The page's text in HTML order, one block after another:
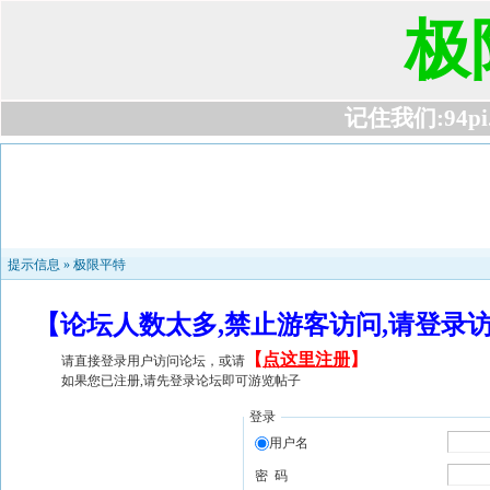
极
记住我们
提示信息 » 极限平特
【论坛人数太多,禁止游客访问,请登
请直接登录用户访问论坛，或请 【 点这里注册】
如果您已注册,请先登录论坛即可游览帖子
登录
用户名
密 码